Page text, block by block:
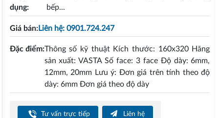
dụng:
bếp...
Giá bán:Liên hệ: 0901.724.247
Đặc điểm:Thông số kỹ thuật Kích thước: 160x320 Hãng
sản xuất: VASTA Số face: 3 face Độ dày: 6mm,
12mm, 20mm Lưu ý: Đơn giá trên tính theo độ
dày: 6mm Đơn giá theo độ dày
Tư vấn trực tiếp Liên hệ